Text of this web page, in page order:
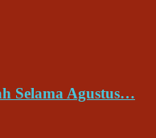
Selama Agustus…